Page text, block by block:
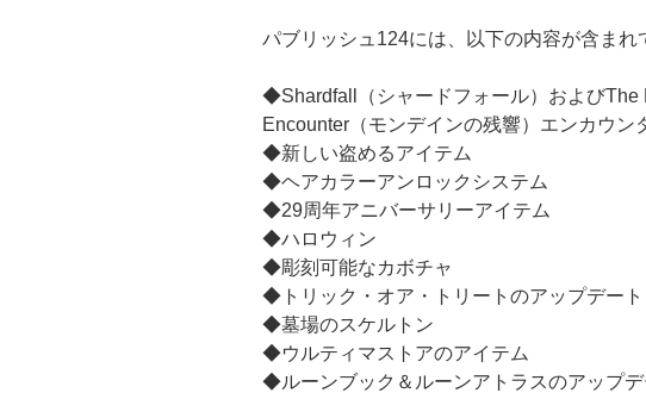
パブリッシュ124には、以下の内容が含まれ
◆Shardfall（シャードフォール）およびThe
Encounter（モンデインの残響）エンカウン
◆新しい盗めるアイテム
◆ヘアカラーアンロックシステム
◆29周年アニバーサリーアイテム
◆ハロウィン
◆彫刻可能なカボチャ
◆トリック・オア・トリートのアップデート
◆墓場のスケルトン
◆ウルティマストアのアイテム
◆ルーンブック＆ルーンアトラスのアップデ